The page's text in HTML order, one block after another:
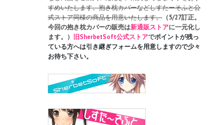
すめいたします。抱き枕カバーなどしすたーそふと公
式ストア同様の商品を用意いたします。 （5/27訂正。
今回の抱き枕カバーの販売は新通販ストアに一元化し
ます。）
旧SherbetSoft公式ストアでポイントが残っ
ている方へは引き継ぎフォームを用意しますので少々
お待ち下さい。